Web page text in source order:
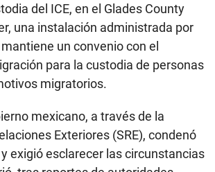
del ICE, en el Glades County
una instalación administrada por
un convenio con el
para la custodia de personas
migratorios.
mexicano, a través de la
Exteriores (SRE), condenó
exigió esclarecer las circunstancias